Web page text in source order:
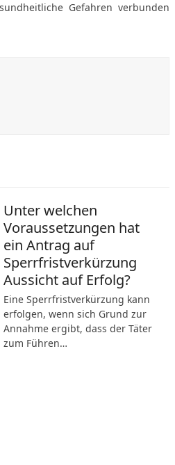
Gefahren verbunden
Unter welchen
Voraussetzungen hat
ein Antrag auf
Sperrfristverkürzung
Aussicht auf Erfolg?
Eine Sperrfristverkürzung kann
erfolgen, wenn sich Grund zur
Annahme ergibt, dass der Täter
zum Führen…